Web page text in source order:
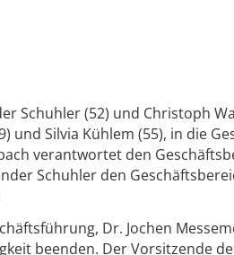
Schuhler (52) und Christoph
und Silvia Kühlem (55), in die
verantwortet den
Schuhler den
Dr. Jochen
beenden. Der Vorsitzende